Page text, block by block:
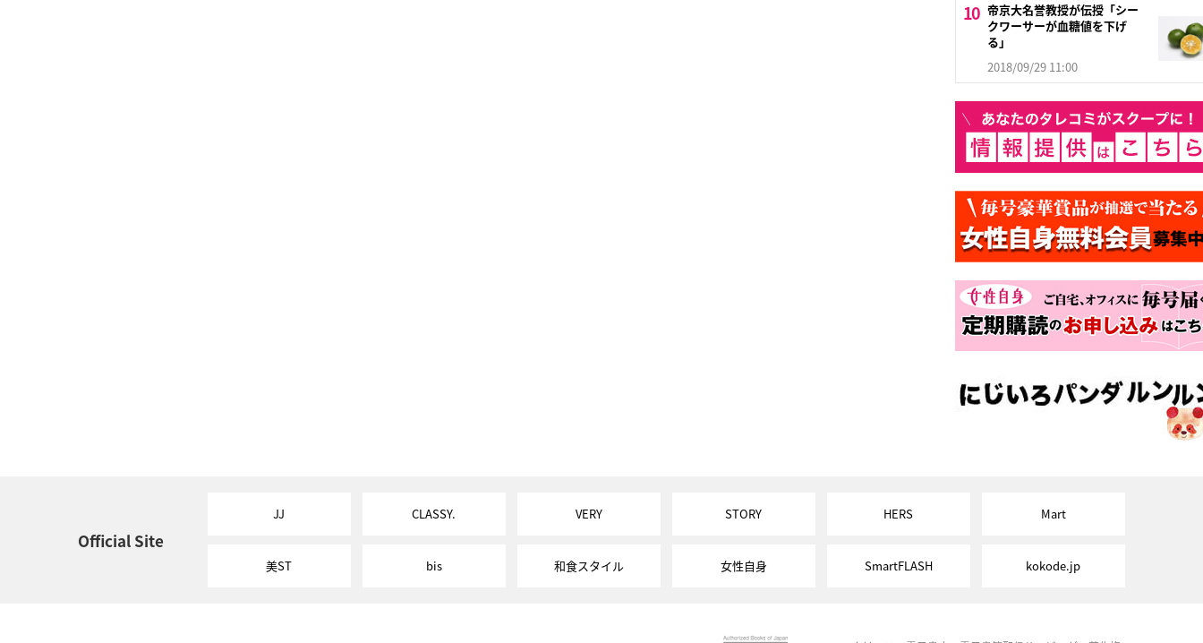
帝京大名誉教授が伝授「シー
クワーサーが血糖値を下げ
る」
2018/09/29 11:00
Official Site
JJ CLASSY. VERY STORY HERS Mart
美ST bis 和食スタイル 女性自身 SmartFLASH kokode.jp